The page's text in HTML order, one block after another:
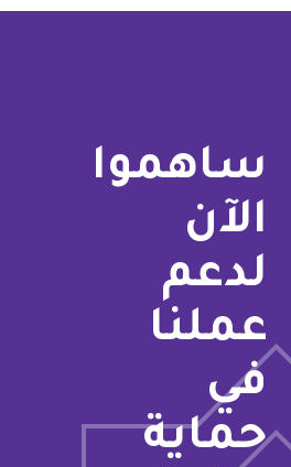
ساهموا
الآن
لدعم
عملنا
في
حماية